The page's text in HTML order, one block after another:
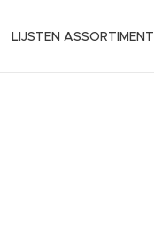
LIJSTEN ASSORTIMENT